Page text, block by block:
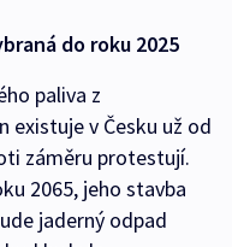
do roku 2025
paliva z
existuje v Česku už od
záměru protestují.
2065, jeho stavba
jaderný odpad